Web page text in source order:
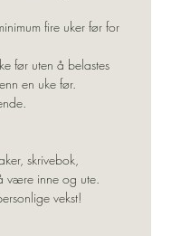
fire uker før for
en uke før.
skrivebok,
være inne og ute.
vekst!